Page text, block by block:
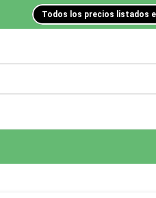
Todos los precios listados